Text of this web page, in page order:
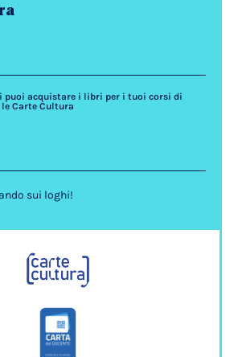
puoi acquistare i libri per i tuoi corsi di
Carte Cultura
sui loghi!